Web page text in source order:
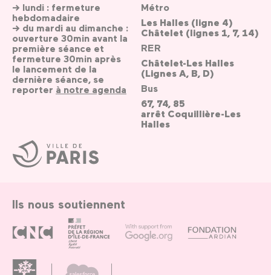
Ville
de
Paris
→ lundi : fermeture
hebdomadaire
→ du mardi au dimanche :
ouverture 30min avant la
première séance et
fermeture 30min après
le lancement de la
dernière séance, se
reporter à notre agenda
Métro
Les Halles (ligne 4)
Châtelet (lignes 1, 7, 14)
RER
Châtelet-Les Halles
(Lignes A, B, D)
Bus
67, 74, 85
arrêt Coquillière-Les
Halles
Ils nous soutiennent